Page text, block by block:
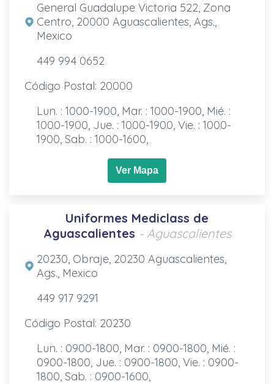
General Guadalupe Victoria 522, Zona
Centro, 20000 Aguascalientes, Ags.,
Mexico
449 994 0652
Código Postal: 20000
Lun. : 1000-1900, Mar. : 1000-1900, Mié. :
1000-1900, Jue. : 1000-1900, Vie. : 1000-
1900, Sab. : 1000-1600,
Ver Mapa
Uniformes Mediclass de
Aguascalientes - Aguascalientes
20230, Obraje, 20230 Aguascalientes,
Ags., Mexico
449 917 9291
Código Postal: 20230
Lun. : 0900-1800, Mar. : 0900-1800, Mié. :
0900-1800, Jue. : 0900-1800, Vie. : 0900-
1800, Sab. : 0900-1600,